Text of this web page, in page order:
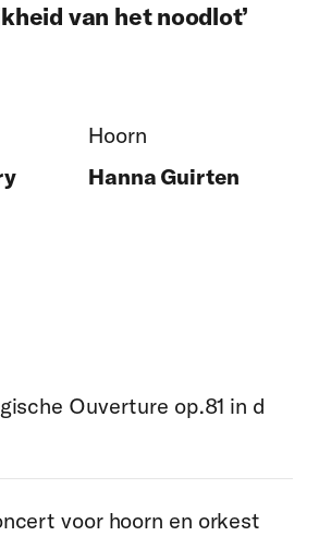
van het noodlot’
Hoorn
Hanna Guirten
Ouverture op.81 in d
voor hoorn en orkest